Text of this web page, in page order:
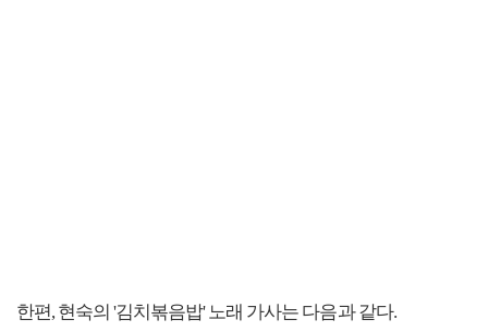
한편, 현숙의 '김치볶음밥' 노래 가사는 다음과 같다.